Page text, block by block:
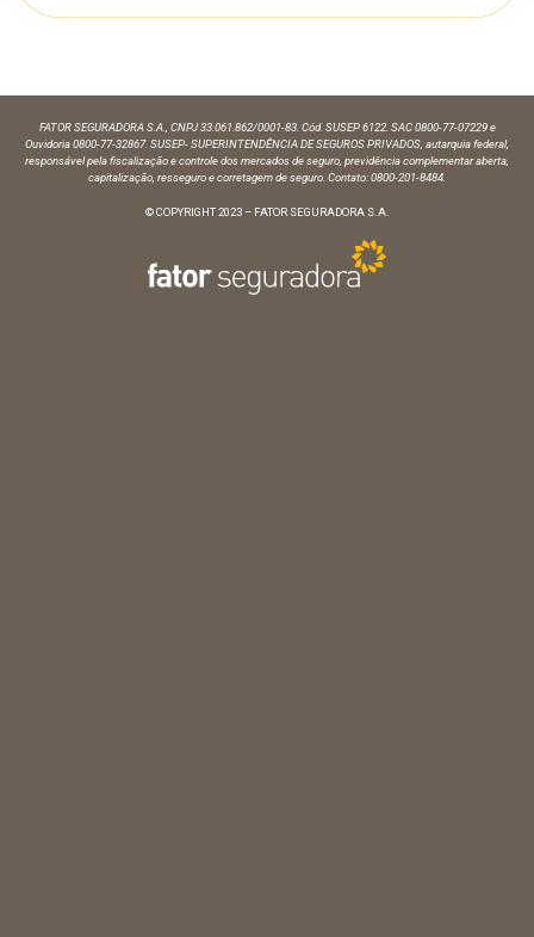
FATOR SEGURADORA S.A., CNPJ 33.061.862/0001-83. Cód. SUSEP 6122. SAC 0800-77-07229 e
Ouvidoria 0800-77-32867. SUSEP- SUPERINTENDÊNCIA DE SEGUROS PRIVADOS, autarquia federal,
responsável pela fiscalização e controle dos mercados de seguro, previdência complementar aberta,
capitalização, resseguro e corretagem de seguro. Contato: 0800-201-8484.
© COPYRIGHT 2023 – FATOR SEGURADORA S.A.